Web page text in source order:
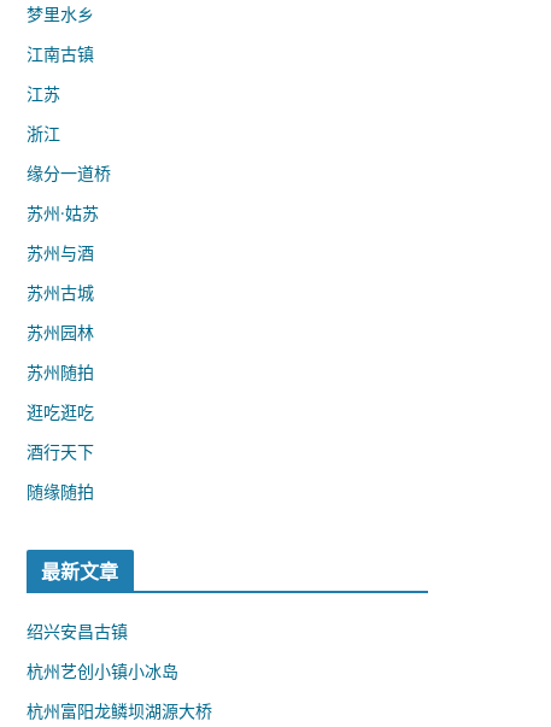
梦里水乡
江南古镇
江苏
浙江
缘分一道桥
苏州·姑苏
苏州与酒
苏州古城
苏州园林
苏州随拍
逛吃逛吃
酒行天下
随缘随拍
最新文章
绍兴安昌古镇
杭州艺创小镇小冰岛
杭州富阳龙鳞坝湖源大桥